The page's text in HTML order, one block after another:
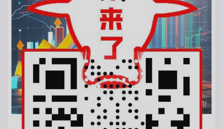
使用说明：
在搜索框搜索关键词后，地图上会显示相应poi点，同
时左侧显示对应该点的信息，点击某点或某信息，右上
角会显示相应该点的坐标和地址。